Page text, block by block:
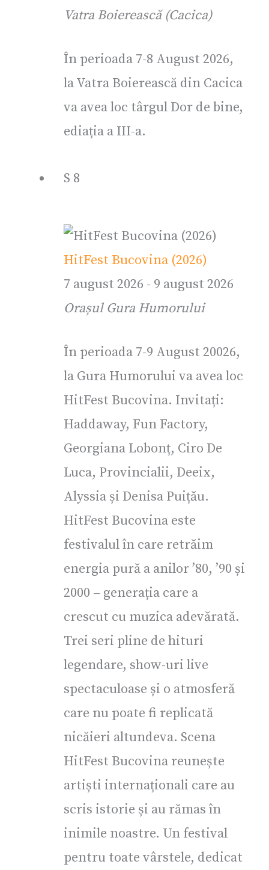
Vatra Boierească (Cacica)
În perioada 7-8 August 2026,
la Vatra Boierească din Cacica
va avea loc târgul Dor de bine,
ediația a III-a.
S 8
HitFest Bucovina (2026)
7 august 2026 - 9 august 2026
Orașul Gura Humorului
În perioada 7-9 August 20026,
la Gura Humorului va avea loc
HitFest Bucovina. Invitați:
Haddaway, Fun Factory,
Georgiana Lobonț, Ciro De
Luca, Provincialii, Deeix,
Alyssia și Denisa Puițău.
HitFest Bucovina este
festivalul în care retrăim
energia pură a anilor ’80, ’90 și
2000 – generația care a
crescut cu muzica adevărată.
Trei seri pline de hituri
legendare, show-uri live
spectaculoase și o atmosferă
care nu poate fi replicată
nicăieri altundeva. Scena
HitFest Bucovina reunește
artiști internaționali care au
scris istorie și au rămas în
inimile noastre. Un festival
pentru toate vârstele, dedicat